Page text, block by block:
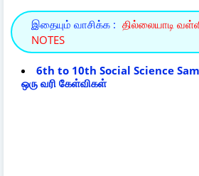
இதையும் வாசிக்க : தில்லையாடி
NOTES
6th to 10th Social Science
ஒரு வரி கேள்விகள்